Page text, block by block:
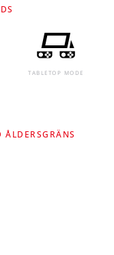
TABLETOP MODE
ÅLDERSGRÄNS